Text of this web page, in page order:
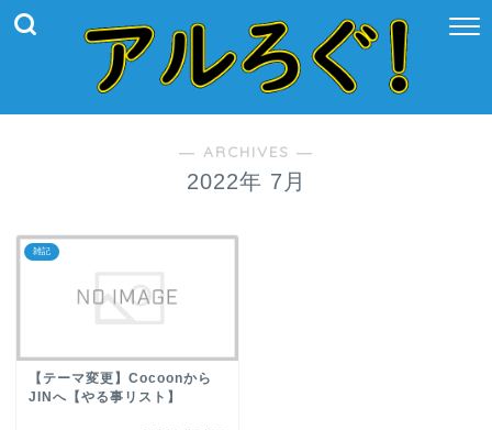
― ARCHIVES ―
2022年 7月
雑記
【テーマ変更】Cocoonから
JINへ【やる事リスト】